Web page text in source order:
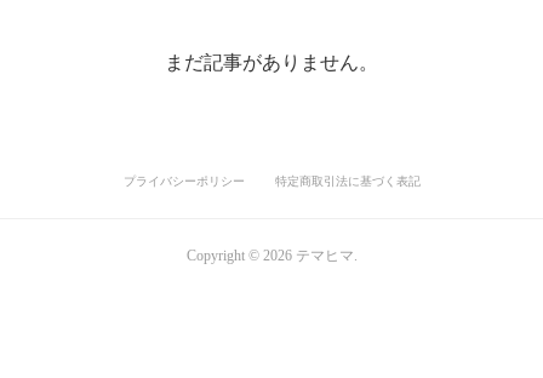
まだ記事がありません。
プライバシーポリシー 特定商取引法に基づく表記
Copyright © 2026 テマヒマ.